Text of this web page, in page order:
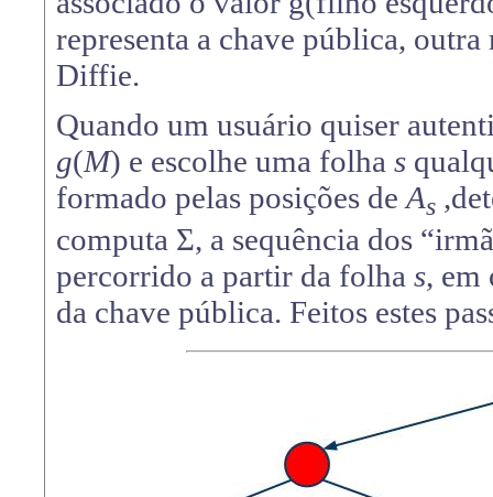
representa a chave pública,
Diffie.
Quando um usuário quiser
g(M) e escolhe uma folha s
formado pelas posições de As
computa Σ, a sequência dos
percorrido a partir da folha s, em
da chave pública. Feitos estes